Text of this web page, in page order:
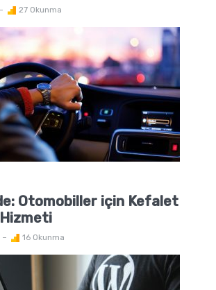
27 Okunma
Otomobiller için Kefalet
16 Okunma